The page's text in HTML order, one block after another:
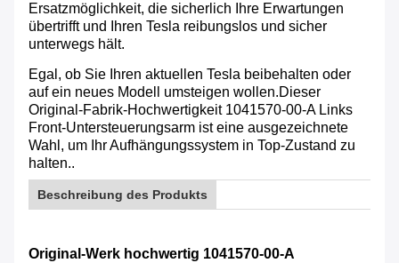
Ersatzmöglichkeit, die sicherlich Ihre Erwartungen
übertrifft und Ihren Tesla reibungslos und sicher
unterwegs hält.
Egal, ob Sie Ihren aktuellen Tesla beibehalten oder
auf ein neues Modell umsteigen wollen.Dieser
Original-Fabrik-Hochwertigkeit 1041570-00-A Links
Front-Untersteuerungsarm ist eine ausgezeichnete
Wahl, um Ihr Aufhängungssystem in Top-Zustand zu
halten..
Beschreibung des Produkts
Original-Werk hochwertig 1041570-00-A